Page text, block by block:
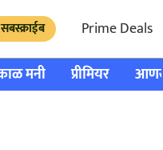
सबस्क्राईब Prime Deals
मनी प्रीमियर आणखी